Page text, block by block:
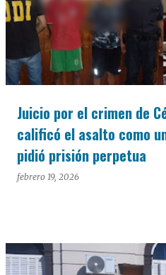
Juicio por el crimen de
calificó el asalto como
pidió prisión perpetua
febrero 19, 2026